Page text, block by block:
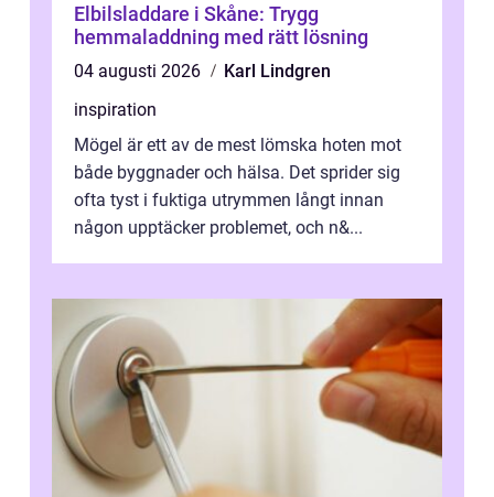
Elbilsladdare i Skåne: Trygg
hemmaladdning med rätt lösning
04 augusti 2026
Karl Lindgren
inspiration
Mögel är ett av de mest lömska hoten mot
både byggnader och hälsa. Det sprider sig
ofta tyst i fuktiga utrymmen långt innan
någon upptäcker problemet, och n&...